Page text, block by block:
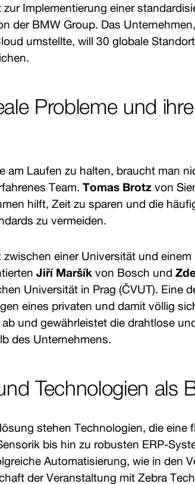
Implementierung einer
der BMW Group. Das
umstellte, will 30 globale
Probleme und ihre
am Laufen zu halten, braucht man
Team. Tomas Brotz von
hilft, Zeit zu sparen und die
zu vermeiden.
einer Universität und einem
Jiří Maršík von Bosch und
Universität in Prag (ČVUT). Eine
eines privaten und damit völlig
und gewährleistet die drahtlose
des Unternehmens.
Technologien als
stehen Technologien, die eine
bis hin zu robusten ERP-
Automatisierung, wie in den
der Veranstaltung mit Zebra